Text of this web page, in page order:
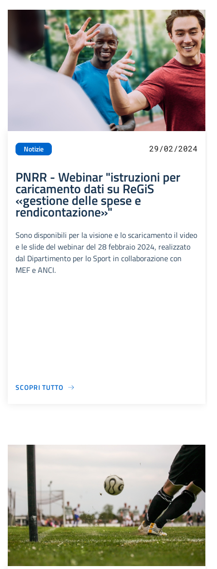
Notizie 29/02/2024
PNRR - Webinar "istruzioni per
caricamento dati su ReGiS
«gestione delle spese e
rendicontazione»"
Sono disponibili per la visione e lo scaricamento il video
e le slide del webinar del 28 febbraio 2024, realizzato
dal Dipartimento per lo Sport in collaborazione con
MEF e ANCI.
SCOPRI TUTTO